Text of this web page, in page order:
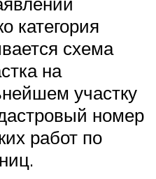
категория
схема
на
участку
номер
работ по